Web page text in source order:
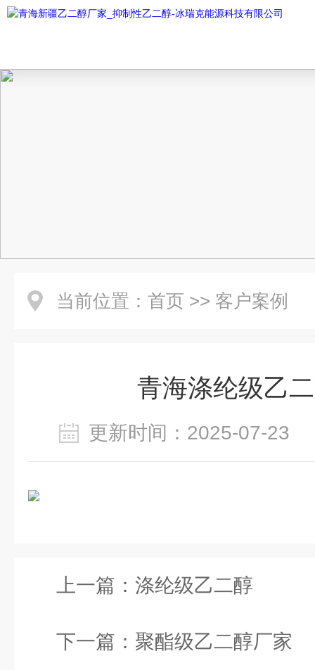
当前位置： 首页 >> 客户案例
青海涤纶级乙
更新时间：2025-07-
上一篇： 涤纶级乙二醇
下一篇： 聚酯级乙二醇厂家